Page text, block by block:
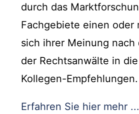
durch das
Fachgebiete einen oder
sich ihrer Meinung
der Rechtsanwälte in
Kollegen-Empfehlungen.
Erfahren Sie hier mehr ...